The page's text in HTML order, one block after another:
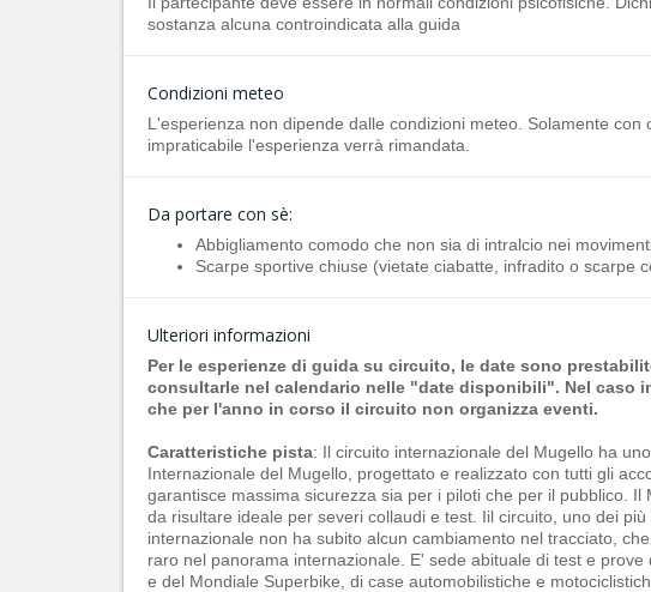
sostanza alcuna controindicata alla guida
Condizioni meteo
L'esperienza non dipende dalle condizioni meteo. Solamente
impraticabile l'esperienza verrà rimandata.
Da portare con sè:
Abbigliamento comodo che non sia di intralcio nei
Scarpe sportive chiuse (vietate ciabatte, infradito o scarpe
Ulteriori informazioni
Per le esperienze di guida su circuito, le date sono
consultarle nel calendario nelle "date disponibili". Nel caso
che per l'anno in corso il circuito non organizza eventi.
Caratteristiche pista: Il circuito internazionale del Mugello ha
Internazionale del Mugello, progettato e realizzato con tutti gli
garantisce massima sicurezza sia per i piloti che per il pubblico.
da risultare ideale per severi collaudi e test. Iil circuito, uno dei
internazionale non ha subito alcun cambiamento nel tracciato,
raro nel panorama internazionale. E' sede abituale di test e
e del Mondiale Superbike, di case automobilistiche e